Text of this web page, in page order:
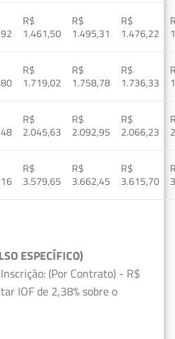
R$
1.461,50
R$
1.495,31
R$
1.476,22
R$
1.719,02
R$
1.758,78
R$
1.736,33
R$
2.045,63
R$
2.092,95
R$
2.066,23
R$
3.579,65
R$
3.662,45
R$
3.615,70
ESPECÍFICO)
(Por Contrato) - R$
IOF de 2,38% sobre o